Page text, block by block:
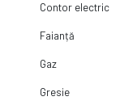
Contor electric
Faianță
Gaz
Gresie